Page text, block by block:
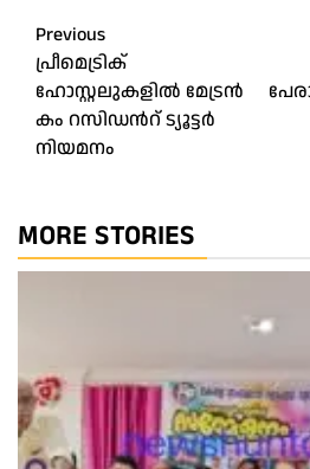
Post
navigation
Previous
പ്രീമെട്രിക്
ഹോസ്റ്റലുകളിൽ മേട്രൻ
കം റസിഡൻറ് ട്യൂട്ടർ
നിയമനം
MORE STORIES